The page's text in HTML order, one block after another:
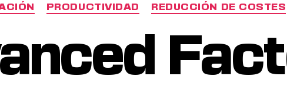
PRODUCTIVIDAD REDUCCIÓN DE COSTES